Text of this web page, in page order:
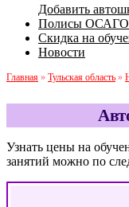
Добавить
Полисы
Скидка на
Новости
Главная » Тульская область »
Узнать цены на
занятий можно по